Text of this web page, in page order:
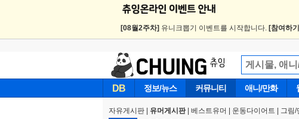
[08월2주차] 유니크뽑기 이벤트를 시작합니다. [참여하
DB 정보/뉴스 커뮤니티 애니/만화
자유게시판 유머게시판| 베스트유머 운동다이어트 | 그림/